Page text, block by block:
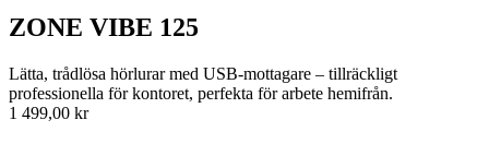
ZONE VIBE 125
Lätta, trådlösa hörlurar med USB-mottagare – tillräckligt
professionella för kontoret, perfekta för arbete hemifrån.
1 499,00 kr